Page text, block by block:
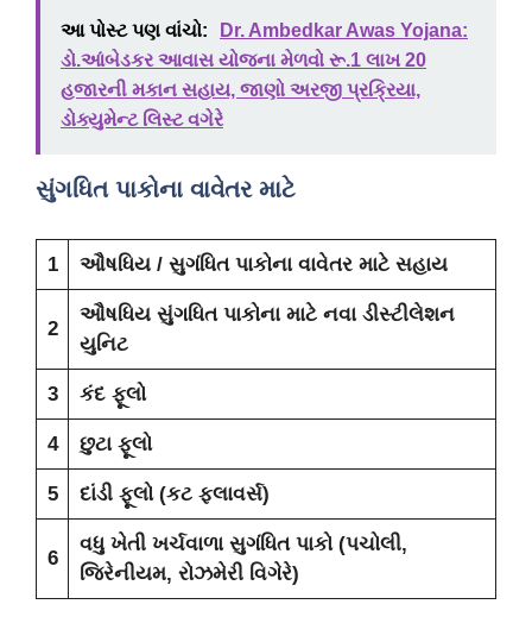
આ પોસ્ટ પણ વાંચો:
Dr. Ambedkar Awas Yojana:
ડો.આંબેડકર આવાસ યોજના મેળવો રૂ.1 લાખ 20
હજારની મકાન સહાય, જાણો અરજી પ્રક્રિયા,
ડોક્યુમેન્ટ લિસ્ટ વગેરે
સુંગધિત પાકોના વાવેતર માટે
1 ઔષધિય / સુગંધિત પાકોના વાવેતર માટે સહાય
2
ઔષધિય સુંગધિત પાકોના માટે નવા ડીસ્ટીલેશન
યુનિટ
3 કંદ ફૂલો
4 છુટા ફૂલો
5 દાંડી ફૂલો (કટ ફલાવર્સ)
6
વધુ ખેતી ખર્ચવાળા સુગંધિત પાકો (પચોલી,
જિરેનીયમ, રોઝમેરી વિગેરે)